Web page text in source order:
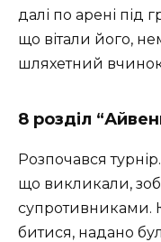
далі по арені під
що вітали його,
шляхетний
8 розділ
Розпочався
що викликали,
супротивниками.
битися, надано